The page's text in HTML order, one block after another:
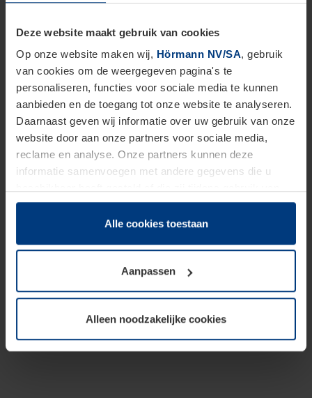
Deze website maakt gebruik van cookies
Op onze website maken wij, Hörmann NV/SA, gebruik
van cookies om de weergegeven pagina's te
personaliseren, functies voor sociale media te kunnen
aanbieden en de toegang tot onze website te analyseren.
Daarnaast geven wij informatie over uw gebruik van onze
website door aan onze partners voor sociale media,
reclame en analyse. Onze partners kunnen deze
informatie samenvoegen met andere gegevens die u
hun diensten hebben verzameld.
Juridisch hebben wij het recht om cookies op uw
van deze pagina's absoluut vereist is. Voor alle andere
soorten cookies is uw toestemming benodigd. Uw
toestemming kunt u op elk moment bij de uitleg van de
wijzigen of herroepen.
Alle cookies toestaan
Aanpassen
Alleen noodzakelijke cookies